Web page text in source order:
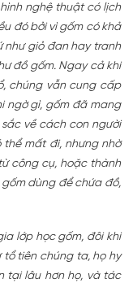
nghệ thuật có lịch
đó bởi vì gốm có khả
như giỏ đan hay tranh
đồ gốm. Ngay cả khi
chúng vẫn cung cấp
ngờ gì, gốm đã mang
về cách con người
thể mất đi, nhưng nhờ
công cụ, hoặc thành
dùng để chứa đồ,
lớp học gốm, đôi khi
tổ tiên chúng ta, họ hy
tại lâu hơn họ, và tác